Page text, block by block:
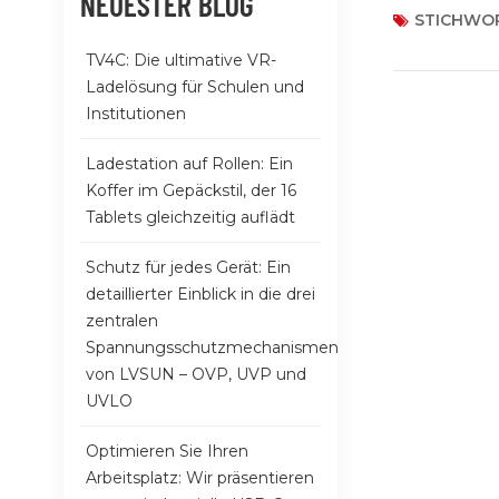
Vernetzen
Abschluss
C-
TV4C: Die ultimative VR-
Ladelösung für Schulen und
Institutionen
Ladestation auf Rollen: Ein
Koffer im Gepäckstil, der 16
Tablets gleichzeitig auflädt
Schutz für jedes Gerät: Ein
detaillierter Einblick in die drei
zentralen
Spannungsschutzmechanismen
von LVSUN – OVP, UVP und
UVLO
Optimieren Sie Ihren
Arbeitsplatz: Wir präsentieren